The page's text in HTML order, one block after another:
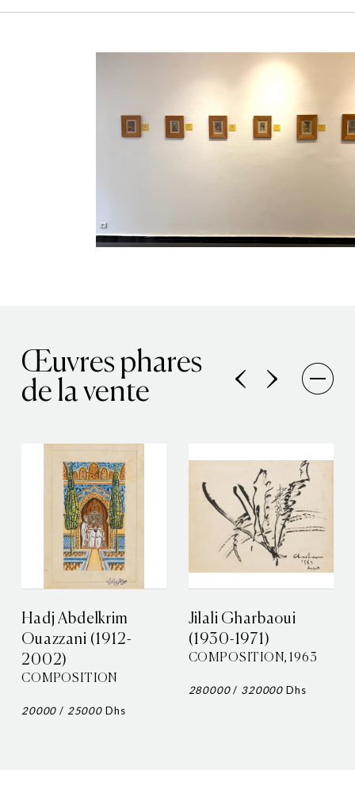
Œuvres phares
de la vente
Hadj Abdelkrim
Ouazzani (1912-
2002)
COMPOSITION
20000 / 25000Dhs
Jilali Gharbaoui
(1930-1971)
COMPOSITION, 1963
280000/ 320000 Dhs